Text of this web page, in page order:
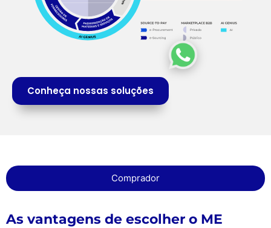
Conheça nossas soluções
Comprador
As vantagens de escolher o ME